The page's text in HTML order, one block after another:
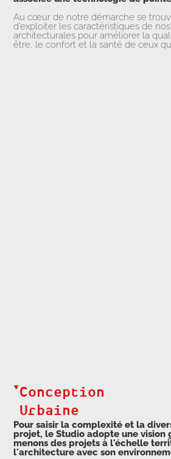
Au cœur de notre démarche se
d’exploiter les caractéristiques de
architecturales pour améliorer la
être, le confort et la santé de ceux
Conception
Urbaine
Pour saisir la complexité et la
projet, le Studio adopte une vision
menons des projets à l'échelle
l'architecture avec son